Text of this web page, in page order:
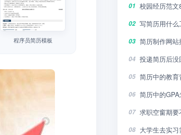
程序员简历模板
01 校园经历范
02 写简历用什
03 简历制作网站
04 投递简历后
05 简历中的教育
06 简历中的GPA
07
08 大学生去实习